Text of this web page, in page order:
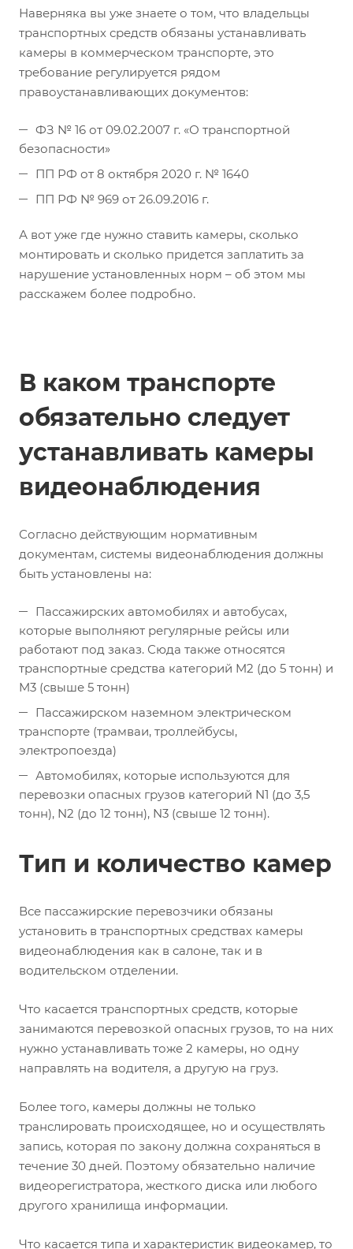
Наверняка вы уже знаете о том, что владельцы
транспортных средств обязаны устанавливать
камеры в коммерческом транспорте, это
требование регулируется рядом
правоустанавливающих документов:
ФЗ № 16 от 09.02.2007 г. «О транспортной
безопасности»
ПП РФ от 8 октября 2020 г. № 1640
ПП РФ № 969 от 26.09.2016 г.
А вот уже где нужно ставить камеры, сколько
монтировать и сколько придется заплатить за
нарушение установленных норм – об этом мы
расскажем более подробно.
В каком транспорте
обязательно следует
устанавливать камеры
видеонаблюдения
Согласно действующим нормативным
документам, системы видеонаблюдения должны
быть установлены на:
Пассажирских автомобилях и автобусах,
которые выполняют регулярные рейсы или
работают под заказ. Сюда также относятся
транспортные средства категорий M2 (до 5 тонн) и
M3 (свыше 5 тонн)
Пассажирском наземном электрическом
транспорте (трамваи, троллейбусы,
электропоезда)
Автомобилях, которые используются для
перевозки опасных грузов категорий N1 (до 3,5
тонн), N2 (до 12 тонн), N3 (свыше 12 тонн).
Тип и количество камер
Все пассажирские перевозчики обязаны
установить в транспортных средствах камеры
видеонаблюдения как в салоне, так и в
водительском отделении.
Что касается транспортных средств, которые
занимаются перевозкой опасных грузов, то на них
нужно устанавливать тоже 2 камеры, но одну
направлять на водителя, а другую на груз.
Более того, камеры должны не только
транслировать происходящее, но и осуществлять
запись, которая по закону должна сохраняться в
течение 30 дней. Поэтому обязательно наличие
видеорегистратора, жесткого диска или любого
другого хранилища информации.
Что касается типа и характеристик видеокамер, то